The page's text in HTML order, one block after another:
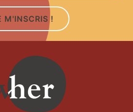
M'INSCRIS !